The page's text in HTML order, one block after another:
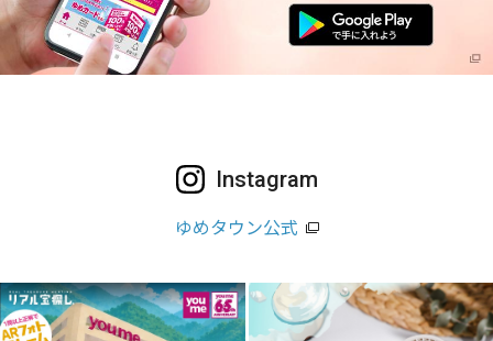
Instagram
ゆめタウン公式